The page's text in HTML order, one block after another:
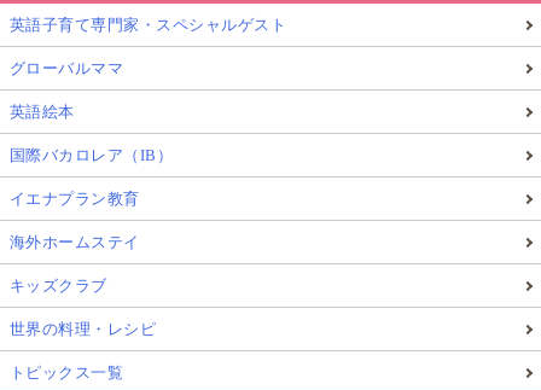
英語子育て専門家・スペシャルゲスト
グローバルママ
英語絵本
国際バカロレア（IB）
イエナプラン教育
海外ホームステイ
キッズクラブ
世界の料理・レシピ
トピックス一覧